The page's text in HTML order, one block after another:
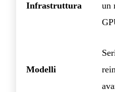
Infrastruttura
un
Modelli